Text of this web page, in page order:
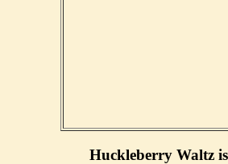
Huckleberry Waltz